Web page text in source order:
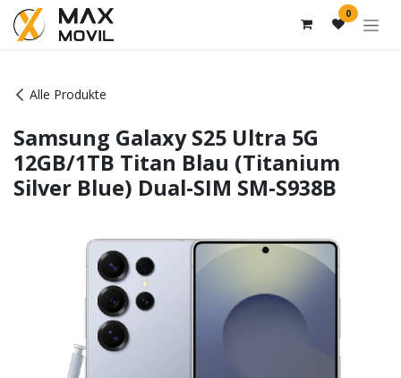
Zum Inhalt springen 0
Alle Produkte
Samsung Galaxy S25 Ultra 5G
12GB/1TB Titan Blau (Titanium
Silver Blue) Dual-SIM SM-S938B